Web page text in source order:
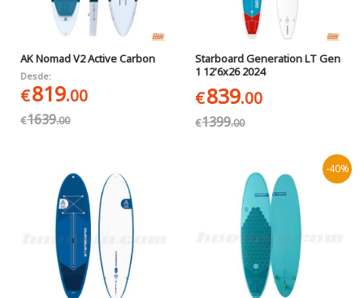
AK Nomad V2 Active Carbon
Desde:
€819.00
€1639.00
Starboard Generation LT Gen
1 12'6x26 2024
€839.00
€1399.00
-40%